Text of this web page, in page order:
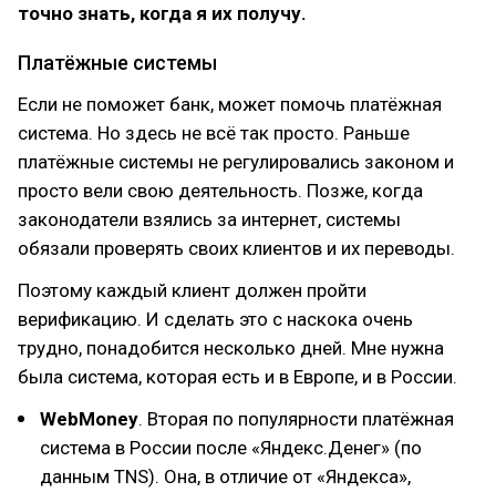
точно знать, когда я их получу.
Платёжные системы
Если не поможет банк, может помочь платёжная
система. Но здесь не всё так просто. Раньше
платёжные системы не регулировались законом и
просто вели свою деятельность. Позже, когда
законодатели взялись за интернет, системы
обязали проверять своих клиентов и их переводы.
Поэтому каждый клиент должен пройти
верификацию. И сделать это с наскока очень
трудно, понадобится несколько дней. Мне нужна
была система, которая есть и в Европе, и в России.
WebMoney. Вторая по популярности платёжная
система в России после «Яндекс.Денег» (по
данным TNS). Она, в отличие от «Яндекса»,